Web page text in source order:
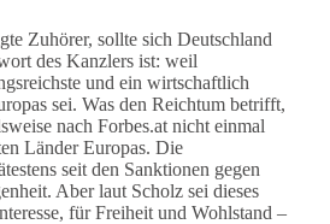
Zuhörer, sollte sich Deutschland
des Kanzlers ist: weil
und ein wirtschaftlich
sei. Was den Reichtum betrifft,
nach Forbes.at nicht einmal
Länder Europas. Die
seit den Sanktionen gegen
Aber laut Scholz sei dieses
für Freiheit und Wohlstand –